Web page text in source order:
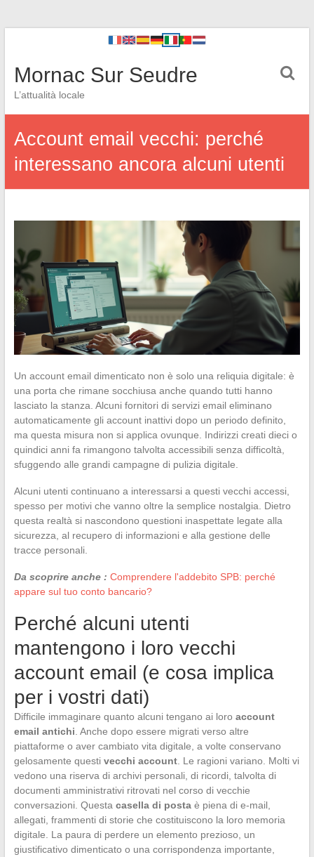
Mornac Sur Seudre
L’attualità locale
Account email vecchi: perché
interessano ancora alcuni utenti
Un account email dimenticato non è solo una reliquia digitale: è
una porta che rimane socchiusa anche quando tutti hanno
lasciato la stanza. Alcuni fornitori di servizi email eliminano
automaticamente gli account inattivi dopo un periodo definito,
ma questa misura non si applica ovunque. Indirizzi creati dieci o
quindici anni fa rimangono talvolta accessibili senza difficoltà,
sfuggendo alle grandi campagne di pulizia digitale.
Alcuni utenti continuano a interessarsi a questi vecchi accessi,
spesso per motivi che vanno oltre la semplice nostalgia. Dietro
questa realtà si nascondono questioni inaspettate legate alla
sicurezza, al recupero di informazioni e alla gestione delle
tracce personali.
Da scoprire anche : Comprendere l'addebito SPB: perché
appare sul tuo conto bancario?
Perché alcuni utenti
mantengono i loro vecchi
account email (e cosa implica
per i vostri dati)
Difficile immaginare quanto alcuni tengano ai loro account
email antichi . Anche dopo essere migrati verso altre
piattaforme o aver cambiato vita digitale, a volte conservano
gelosamente questi vecchi account. Le ragioni variano. Molti vi
vedono una riserva di archivi personali, di ricordi, talvolta di
documenti amministrativi ritrovati nel corso di vecchie
conversazioni. Questa casella di postaè piena di e-mail,
allegati, frammenti di storie che costituiscono la loro memoria
digitale. La paura di perdere un elemento prezioso, un
giustificativo dimenticato o una corrispondenza importante,